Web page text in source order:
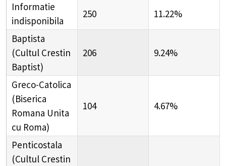
Informatie
indisponibila
250 11.22%
Baptista
(Cultul Crestin
Baptist)
206 9.24%
Greco-Catolica
(Biserica
Romana Unita
cu Roma)
104 4.67%
Penticostala
(Cultul Crestin